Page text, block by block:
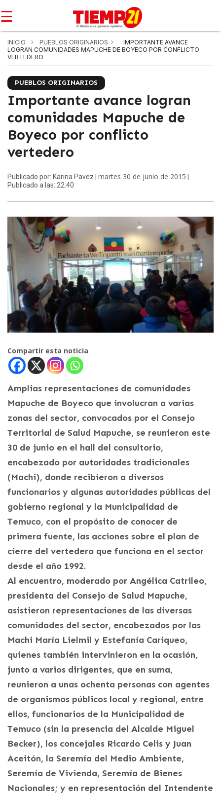
☰
INICIO PUEBLOS ORIGINARIOS
IMPORTANTE AVANCE
LOGRAN COMUNIDADES MAPUCHE DE BOYECO POR CONFLICTO
VERTEDERO
PUEBLOS ORIGINARIOS
Importante avance logran
comunidades Mapuche de
Boyeco por conflicto
vertedero
Publicado por: Karina Pavez | martes 30 de junio de 2015
Publicado a las: 22:40
Compartir esta noticia
Amplias representaciones de comunidades
Mapuche de Boyeco que involucran a varias
zonas del sector, convocados por el Consejo
Territorial de Salud Mapuche, se reunieron este
30 de junio en el hall del consultorio,
encabezado por autoridades tradicionales
(Machi), donde recibieron a diversos
funcionarios y algunas autoridades públicas del
gobierno regional y la Municipalidad de
Temuco, con el propósito de conocer de
primera fuente, las acciones sobre el plan de
cierre del vertedero que funciona en el sector
desde el año 1992.
Al encuentro, moderado por Angélica Catrileo,
presidenta del Consejo de Salud Mapuche,
asistieron representaciones de las diversas
comunidades del sector, encabezados por las
Machi María Lielmil y Estefanía Cariqueo,
quienes también intervinieron en la ocasión,
junto a varios dirigentes, que en suma,
reunieron a unas ochenta personas con agentes
de organismos públicos local y regional, entre
ellos, funcionarios de la Municipalidad de
Temuco (sin la presencia del Alcalde Miguel
Becker), los concejales Ricardo Celis y Juan
Aceitón, la Seremía del Medio Ambiente,
Seremía de Vivienda, Seremía de Bienes
Nacionales; y en representación del Intendente